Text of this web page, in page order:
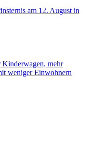
am 12. August in
Kinderwagen, mehr
weniger Einwohnern